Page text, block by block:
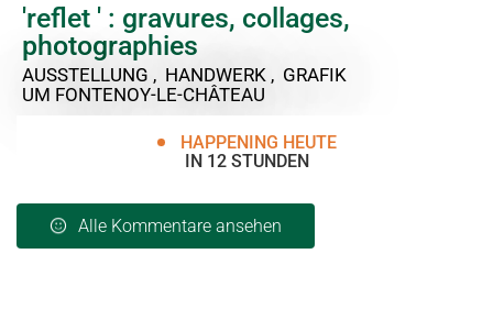
'reflet ' : gravures, collages,
photographies
AUSSTELLUNG , HANDWERK , GRAFIK
UM FONTENOY-LE-CHÂTEAU
HAPPENING HEUTE
IN 12 STUNDEN
Alle Kommentare ansehen